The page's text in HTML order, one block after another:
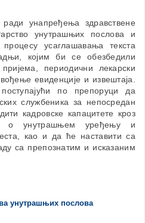
унапређења здравствене
унутрашњих послова и
усаглашавања текста
којим би се обезбедили
периодични лекарски
евиденције и извештаја.
по препоруци да
службеника за непосредан
кадровске капацитете кроз
о унутрашњем уређењу и
као и да ће наставити са
са препознатим и исказаним
унутрашњих послова